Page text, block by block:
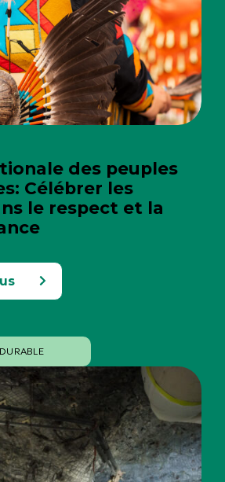
des peuples
Célébrer les
le respect et la